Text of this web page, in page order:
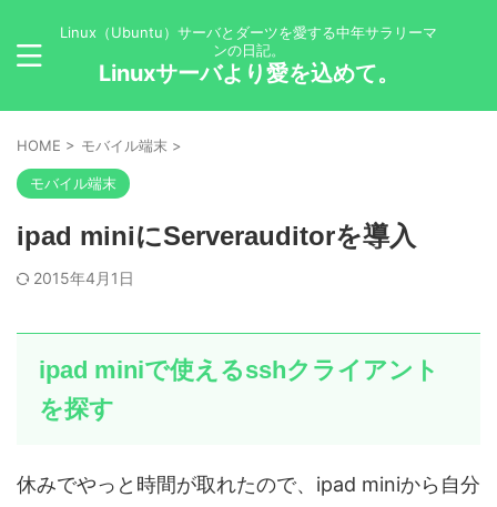
Linux（Ubuntu）サーバとダーツを愛する中年サラリーマ
ンの日記。
Linuxサーバより愛を込めて。
HOME > モバイル端末 >
モバイル端末
ipad miniにServerauditorを導入
2015年4月1日
ipad miniで使えるsshクライアント
を探す
休みでやっと時間が取れたので、ipad miniから自分